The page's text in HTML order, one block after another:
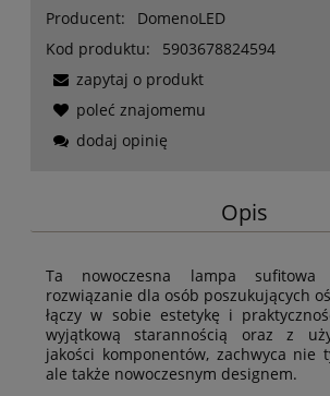
Producent:
DomenoLED
Kod produktu:
5903678824594
zapytaj o produkt
poleć znajomemu
dodaj opinię
Opis
Ta nowoczesna lampa sufitowa
rozwiązanie dla osób poszukujących
łączy w sobie estetykę i
wyjątkową starannością oraz z
jakości komponentów, zachwyca nie
ale także nowoczesnym designem.